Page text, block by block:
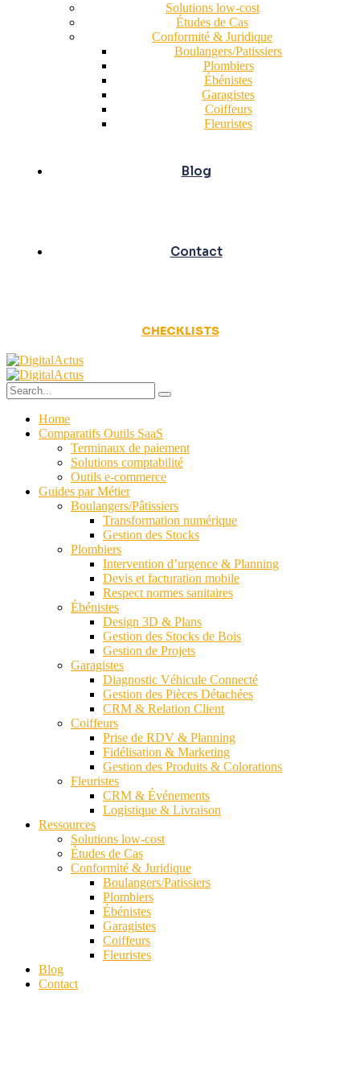
Solutions low-cost
Études de Cas
Conformité & Juridique
Boulangers/Patissiers
Plombiers
Ébénistes
Garagistes
Coiffeurs
Fleuristes
Blog
Contact
CHECKLISTS
Home
Comparatifs Outils SaaS
Terminaux de paiement
Solutions comptabilité
Outils e-commerce
Guides par Métier
Boulangers/Pâtissiers
Transformation numérique
Gestion des Stocks
Plombiers
Intervention d’urgence & Planning
Devis et facturation mobile
Respect normes sanitaires
Ébénistes
Design 3D & Plans
Gestion des Stocks de Bois
Gestion de Projets
Garagistes
Diagnostic Véhicule Connecté
Gestion des Pièces Détachées
CRM & Relation Client
Coiffeurs
Prise de RDV & Planning
Fidélisation & Marketing
Gestion des Produits & Colorations
Fleuristes
CRM & Événements
Logistique & Livraison
Ressources
Solutions low-cost
Études de Cas
Conformité & Juridique
Boulangers/Patissiers
Plombiers
Ébénistes
Garagistes
Coiffeurs
Fleuristes
Blog
Contact